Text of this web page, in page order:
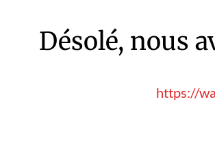
Désolé, nous
https://